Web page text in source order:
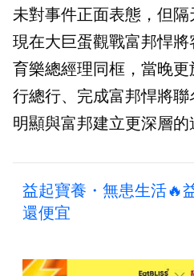
未對事件正面表態，但
現在大巨蛋觀戰富邦悍
育樂總經理同框，當晚
行總行、完成富邦悍將聯
明顯與富邦建立更深層的
益起寶養・無患生活🔥
還便宜